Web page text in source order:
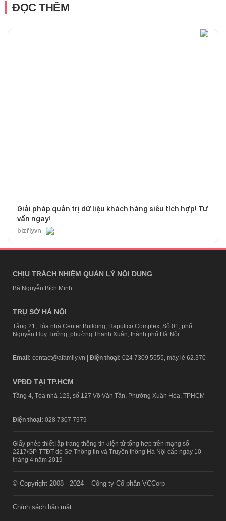
ĐỌC THÊM
Giải pháp quản trị dữ liệu khách hàng siêu tích hợp! Tư
vấn ngay!
bizfly.vn
CHỊU TRÁCH NHIỆM QUẢN LÝ NỘI DUNG
Bà Nguyễn Bích Minh
TRỤ SỞ HÀ NỘI
Tầng 21, Tòa nhà Center Building, Hapulico Complex, Số 01, phố
Nguyễn Huy Tưởng, phường Thanh Xuân, thành phố Hà Nội
Email: contact@afamily.vn | Điện thoại: 024 7309 5555, máy lẻ 62.370
VPĐD TẠI TP.HCM
Tầng 4, Tòa nhà 123, số 127 Võ Văn Tần, Phường Xuân Hòa, TPHCM
Điện thoại: 028 7307 7979
Giấy phép thiết lập trang thông tin điện tử tổng hợp trên mạng số
2217/GP-TTĐT do Sở Thông tin và Truyền thông Hà Nội cấp ngày 10
tháng 4 năm 2019
© Copyright 2008 - 2024 – Công ty Cổ phần VCCorp
Chính sách bảo mật